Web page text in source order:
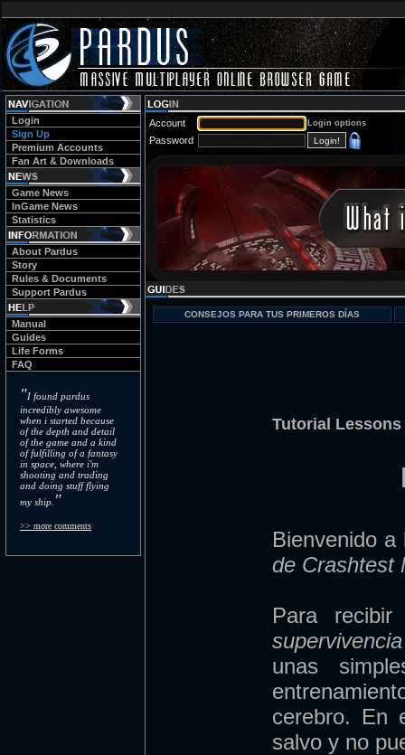
Login
Sign Up
Premium Accounts
Fan Art & Downloads
Game News
InGame News
Statistics
About Pardus
Story
Rules & Documents
Support Pardus
Manual
Guides
Life Forms
FAQ
"I found pardus
incredibly awesome
when i started because
of the depth and detail
of the game and a kind
of fulfilling of a fantasy
in space, where i'm
shooting and trading
and doing stuff flying
my ship. "
>> more comments
Account Login options
Password
CONSEJOS PARA TUS PRIMEROS DÍAS
Tutorial Lessons
Bienvenido
de Crashtest
Para
supervivencia
unas
cerebro. En
salvo y no